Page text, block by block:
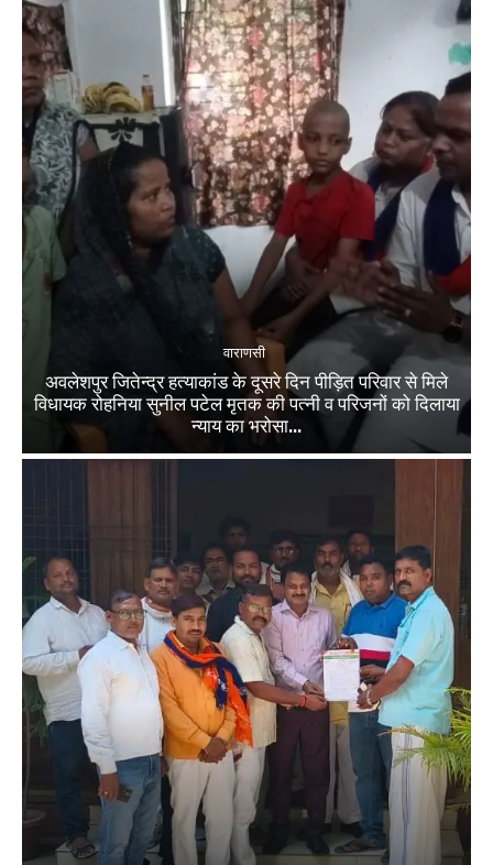
वाराणसी
अवलेशपुर जितेन्द्र हत्याकांड के दूसरे दिन पीड़ित परिवार से मिले
विधायक रोहनिया सुनील पटेल मृतक की पत्नी व परिजनों को दिलाया
न्याय का भरोसा...